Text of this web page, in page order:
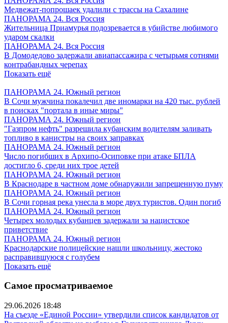
Медвежат-попрошаек удалили с трассы на Сахалине
ПАНОРАМА 24. Вся Россия
Жительница Приамурья подозревается в убийстве любимого
ударом скалки
ПАНОРАМА 24. Вся Россия
В Домодедово задержали авиапассажира с четырьмя сотнями
контрабандных черепах
Показать ещё
ПАНОРАМА 24. Южный регион
В Сочи мужчина покалечил две иномарки на 420 тыс. рублей
в поисках "портала в иные миры"
ПАНОРАМА 24. Южный регион
"Газпром нефть" разрешила кубанским водителям заливать
топливо в канистры на своих заправках
ПАНОРАМА 24. Южный регион
Число погибших в Архипо-Осиповке при атаке БПЛА
достигло 6, среди них трое детей
ПАНОРАМА 24. Южный регион
В Краснодаре в частном доме обнаружили запрещенную пуму
ПАНОРАМА 24. Южный регион
В Сочи горная река унесла в море двух туристов. Один погиб
ПАНОРАМА 24. Южный регион
Четырех молодых кубанцев задержали за нацистское
приветствие
ПАНОРАМА 24. Южный регион
Краснодарские полицейские нашли школьницу, жестоко
расправившуюся с голубем
Показать ещё
Самое просматриваемое
29.06.2026 18:48
На съезде «Единой России» утвердили список кандидатов от